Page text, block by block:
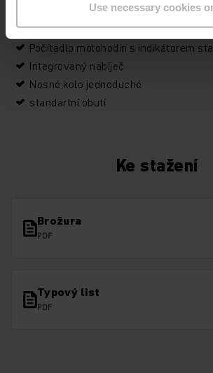
Use necessary cookies
Aquamatik
Počítadlo motohodin s indikátorem
Integrovaný nabíječ
Nosné kolo jednoduché
standartní obutí
Ke stažení
Brožura
PDF
Typový list
PDF